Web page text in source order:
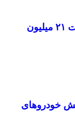
پاسخ سازمان هواپیمایی به ادعای بلیت ۲۱ میلیون
خودروهای